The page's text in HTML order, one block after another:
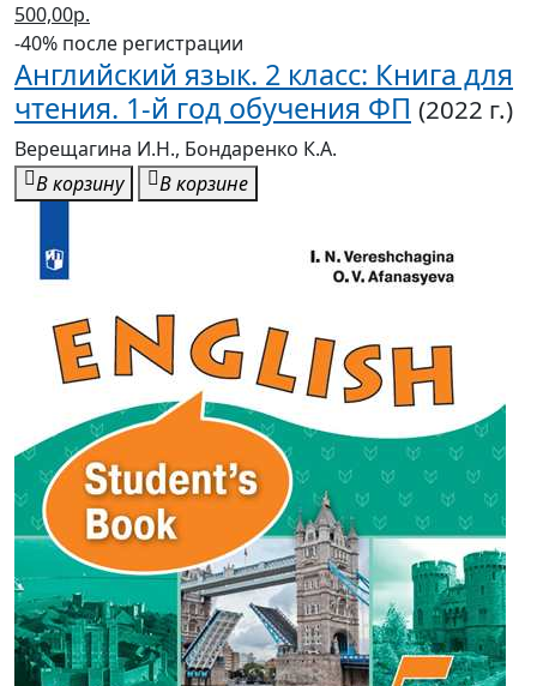
500,00р.
-40% после регистрации
Английский язык. 2 класс: Книга для
чтения. 1-й год обучения ФП (2022 г.)
Верещагина И.Н., Бондаренко К.А.
В корзину
В корзине